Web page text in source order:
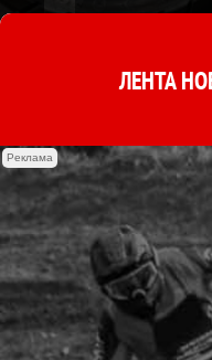
ЛЕНТА
Реклама